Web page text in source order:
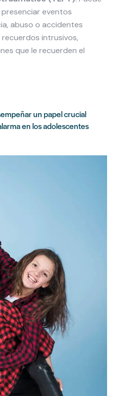
eventos
abuso o accidentes
intrusivos,
que le recuerden el
un papel crucial
en los adolescentes